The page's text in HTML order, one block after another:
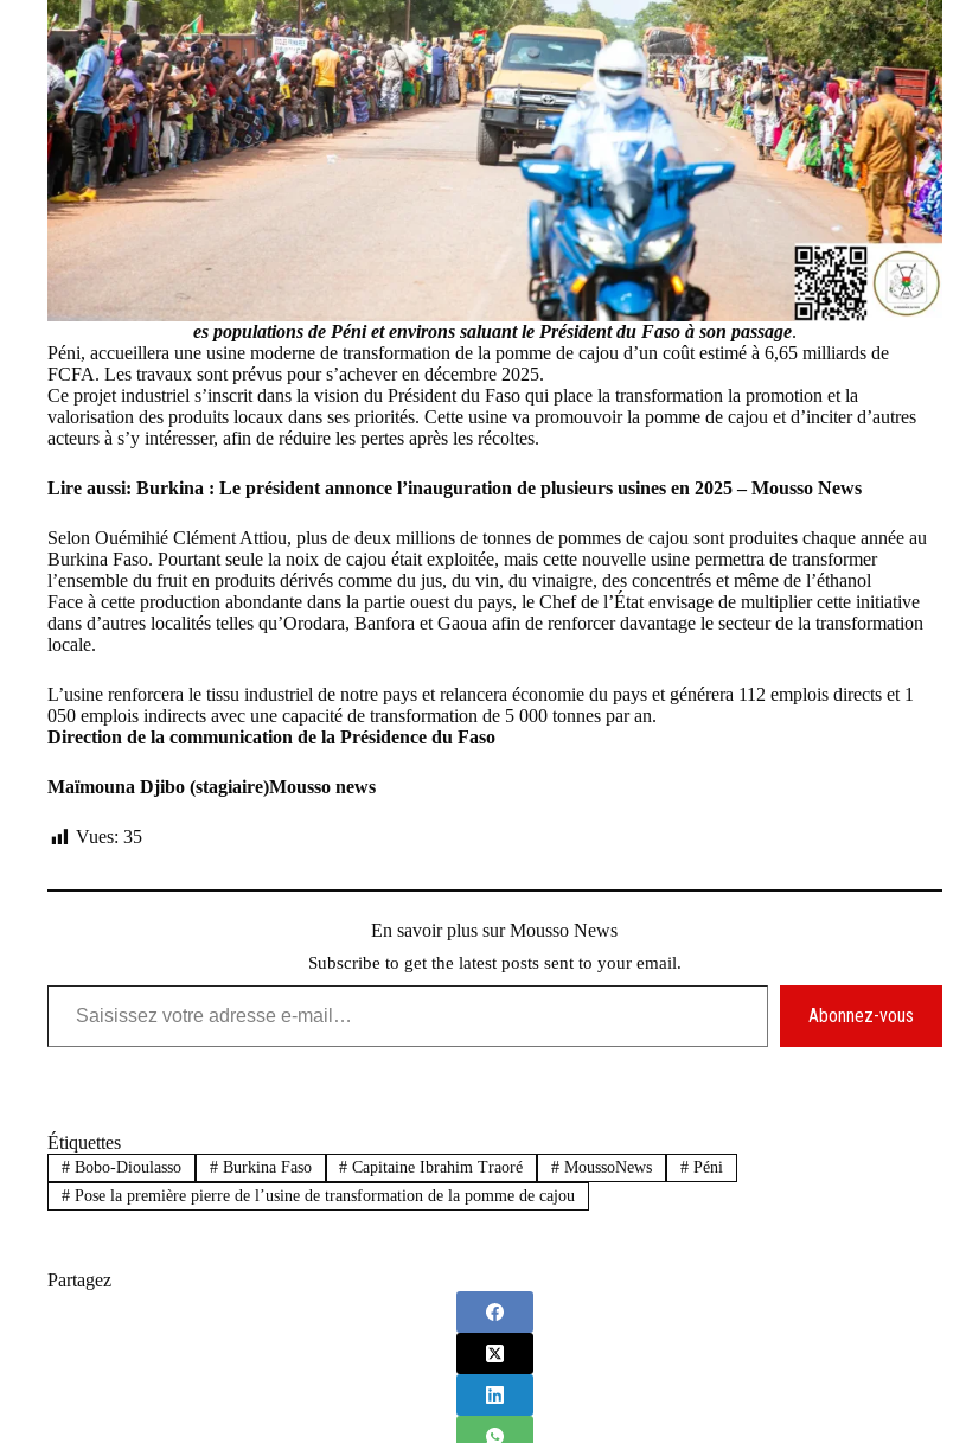
es populations de Péni et environs saluant le Président du Faso à son passage.
Péni, accueillera une usine moderne de transformation de la pomme de cajou d’un coût estimé à 6,65 milliards de
FCFA. Les travaux sont prévus pour s’achever en décembre 2025.
Ce projet industriel s’inscrit dans la vision du Président du Faso qui place la transformation la promotion et la
valorisation des produits locaux dans ses priorités. Cette usine va promouvoir la pomme de cajou et d’inciter d’autres
acteurs à s’y intéresser, afin de réduire les pertes après les récoltes.
Lire aussi: Burkina : Le président annonce l’inauguration de plusieurs usines en 2025 – Mousso News
Selon Ouémihié Clément Attiou, plus de deux millions de tonnes de pommes de cajou sont produites chaque année au
Burkina Faso. Pourtant seule la noix de cajou était exploitée, mais cette nouvelle usine permettra de transformer
l’ensemble du fruit en produits dérivés comme du jus, du vin, du vinaigre, des concentrés et même de l’éthanol
Face à cette production abondante dans la partie ouest du pays, le Chef de l’État envisage de multiplier cette initiative
dans d’autres localités telles qu’Orodara, Banfora et Gaoua afin de renforcer davantage le secteur de la transformation
locale.
L’usine renforcera le tissu industriel de notre pays et relancera économie du pays et générera 112 emplois directs et 1
050 emplois indirects avec une capacité de transformation de 5 000 tonnes par an.
Direction de la communication de la Présidence du Faso
Maïmouna Djibo (stagiaire)Mousso news
Vues: 35
En savoir plus sur Mousso News
Subscribe to get the latest posts sent to your email.
Saisissez votre adresse e-mail…
Abonnez-vous
Étiquettes
#Bobo-Dioulasso #Burkina Faso # Capitaine Ibrahim Traoré # MoussoNews # Péni
#Pose la première pierre de l’usine de transformation de la pomme de cajou
Partagez